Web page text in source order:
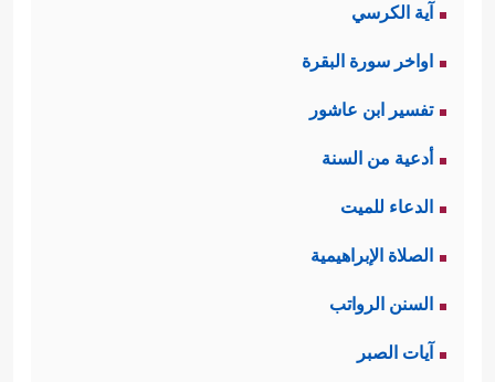
آية الكرسي
اواخر سورة البقرة
تفسير ابن عاشور
أدعية من السنة
الدعاء للميت
الصلاة الإبراهيمية
السنن الرواتب
آيات الصبر